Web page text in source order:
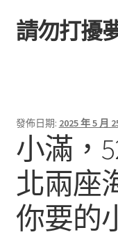
跳
至
跳
至
請勿打擾
發佈日期: 2025 年 5 月
小滿，
北兩座
你要的